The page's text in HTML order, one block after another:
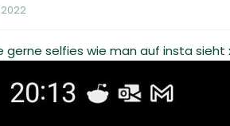
gerne selfies wie man auf insta sieht